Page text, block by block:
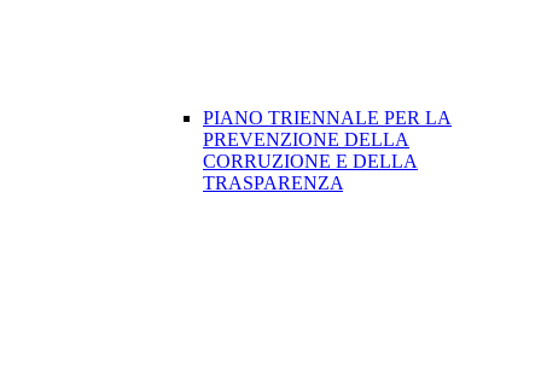
PIANO TRIENNALE PER LA
PREVENZIONE DELLA
CORRUZIONE E DELLA
TRASPARENZA